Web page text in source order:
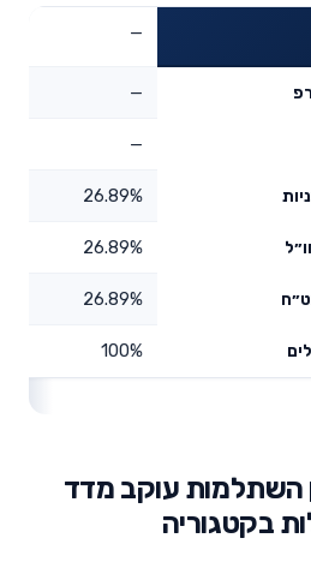
—
—
—
26.89%
26.89%
26.89%
100%
השתלמות עוקב מדד